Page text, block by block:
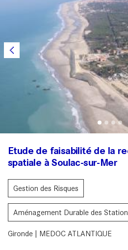
Etude de faisabilité de la
spatiale à Soulac-sur-Mer
Gestion des Risques
Aménagement Durable des
Gironde | MEDOC ATLANTIQUE